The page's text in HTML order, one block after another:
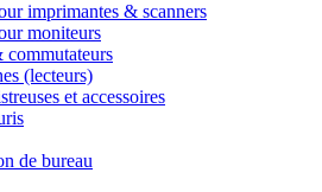
imprimantes & scanners
moniteurs
commutateurs
(lecteurs)
et accessoires
de bureau